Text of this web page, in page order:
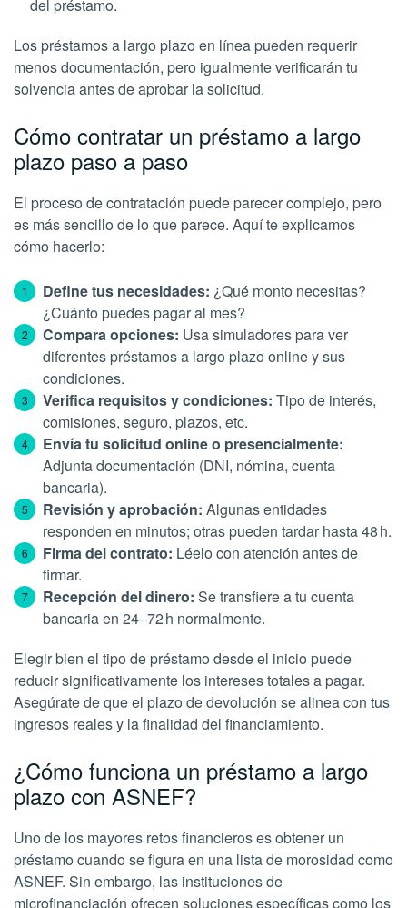
del préstamo.
Los préstamos a largo plazo en línea pueden requerir
menos documentación, pero igualmente verificarán tu
solvencia antes de aprobar la solicitud.
Cómo contratar un préstamo a largo
plazo paso a paso
El proceso de contratación puede parecer complejo, pero
es más sencillo de lo que parece. Aquí te explicamos
cómo hacerlo:
Define tus necesidades: ¿Qué monto necesitas?
¿Cuánto puedes pagar al mes?
Compara opciones: Usa simuladores para ver
diferentes préstamos a largo plazo online y sus
condiciones.
Verifica requisitos y condiciones: Tipo de interés,
comisiones, seguro, plazos, etc.
Envía tu solicitud online o presencialmente:
Adjunta documentación (DNI, nómina, cuenta
bancaria).
Revisión y aprobación: Algunas entidades
responden en minutos; otras pueden tardar hasta 48 h.
Firma del contrato: Léelo con atención antes de
firmar.
Recepción del dinero: Se transfiere a tu cuenta
bancaria en 24–72 h normalmente.
Elegir bien el tipo de préstamo desde el inicio puede
reducir significativamente los intereses totales a pagar.
Asegúrate de que el plazo de devolución se alinea con tus
ingresos reales y la finalidad del financiamiento.
¿Cómo funciona un préstamo a largo
plazo con ASNEF?
Uno de los mayores retos financieros es obtener un
préstamo cuando se figura en una lista de morosidad como
ASNEF. Sin embargo, las instituciones de
microfinanciación ofrecen soluciones específicas como los